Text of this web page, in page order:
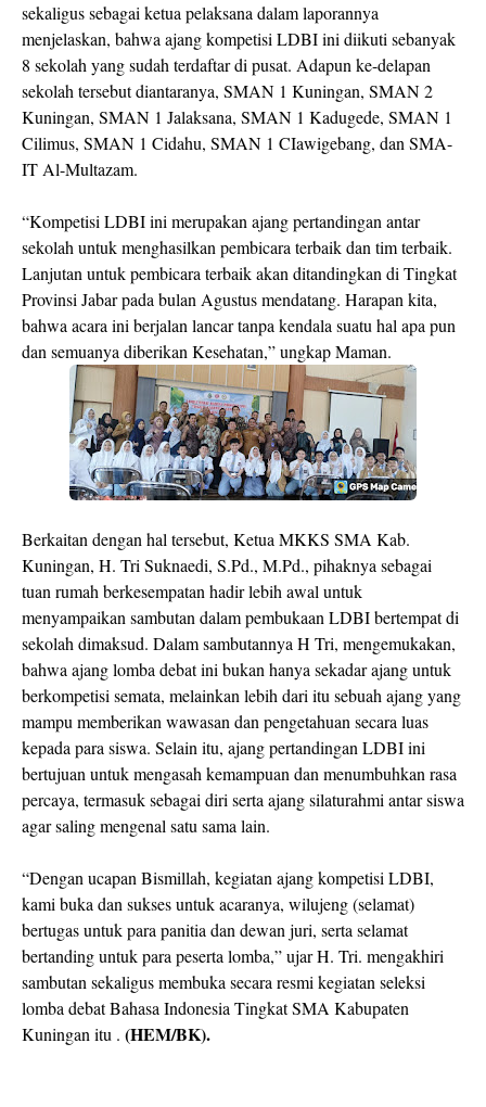
sekaligus sebagai ketua pelaksana dalam laporannya
menjelaskan, bahwa ajang kompetisi LDBI ini diikuti sebanyak
8 sekolah yang sudah terdaftar di pusat. Adapun ke-delapan
sekolah tersebut diantaranya, SMAN 1 Kuningan, SMAN 2
Kuningan, SMAN 1 Jalaksana, SMAN 1 Kadugede, SMAN 1
Cilimus, SMAN 1 Cidahu, SMAN 1 CIawigebang, dan SMA-
IT Al-Multazam.
“Kompetisi LDBI ini merupakan ajang pertandingan antar
sekolah untuk menghasilkan pembicara terbaik dan tim terbaik.
Lanjutan untuk pembicara terbaik akan ditandingkan di Tingkat
Provinsi Jabar pada bulan Agustus mendatang. Harapan kita,
bahwa acara ini berjalan lancar tanpa kendala suatu hal apa pun
dan semuanya diberikan Kesehatan,” ungkap Maman.
Berkaitan dengan hal tersebut, Ketua MKKS SMA Kab.
Kuningan, H. Tri Suknaedi, S.Pd., M.Pd., pihaknya sebagai
tuan rumah berkesempatan hadir lebih awal untuk
menyampaikan sambutan dalam pembukaan LDBI bertempat di
sekolah dimaksud. Dalam sambutannya H Tri, mengemukakan,
bahwa ajang lomba debat ini bukan hanya sekadar ajang untuk
berkompetisi semata, melainkan lebih dari itu sebuah ajang yang
mampu memberikan wawasan dan pengetahuan secara luas
kepada para siswa. Selain itu, ajang pertandingan LDBI ini
bertujuan untuk mengasah kemampuan dan menumbuhkan rasa
percaya, termasuk sebagai diri serta ajang silaturahmi antar siswa
agar saling mengenal satu sama lain.
“Dengan ucapan Bismillah, kegiatan ajang kompetisi LDBI,
kami buka dan sukses untuk acaranya, wilujeng (selamat)
bertugas untuk para panitia dan dewan juri, serta selamat
bertanding untuk para peserta lomba,” ujar H. Tri. mengakhiri
sambutan sekaligus membuka secara resmi kegiatan seleksi
lomba debat Bahasa Indonesia Tingkat SMA Kabupaten
Kuningan itu . (HEM/BK).